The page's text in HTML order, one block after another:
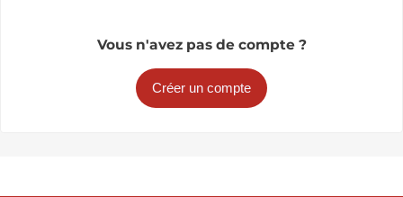
Vous n'avez pas de compte ?
Créer un compte